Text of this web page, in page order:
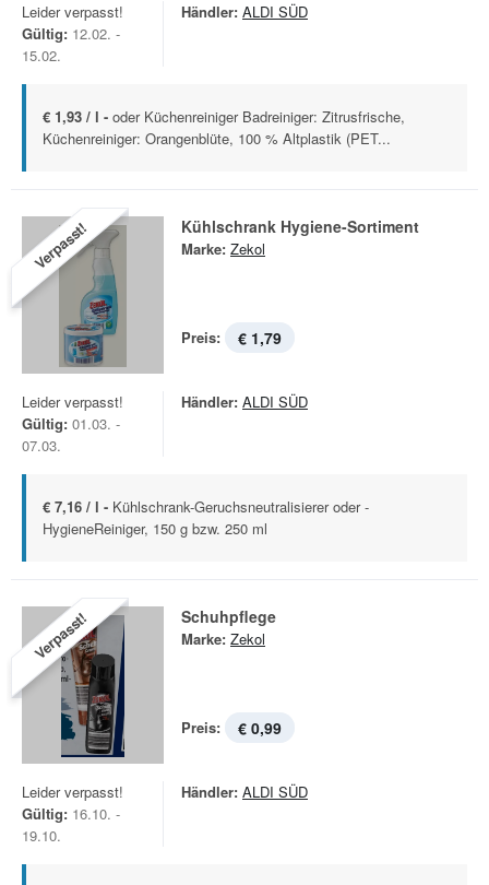
Leider verpasst!
Gültig: 12.02. -
15.02.
Händler: ALDI SÜD
€ 1,93 / l - oder Küchenreiniger Badreiniger: Zitrusfrische,
Küchenreiniger: Orangenblüte, 100 % Altplastik (PET...
Verpasst! Kühlschrank Hygiene-Sortiment
Marke: Zekol
Preis: € 1,79
Leider verpasst!
Gültig: 01.03. -
07.03.
Händler: ALDI SÜD
€ 7,16 / l - Kühlschrank-Geruchsneutralisierer oder -
HygieneReiniger, 150 g bzw. 250 ml
Verpasst! Schuhpflege
Marke: Zekol
Preis: € 0,99
Leider verpasst!
Gültig: 16.10. -
19.10.
Händler: ALDI SÜD